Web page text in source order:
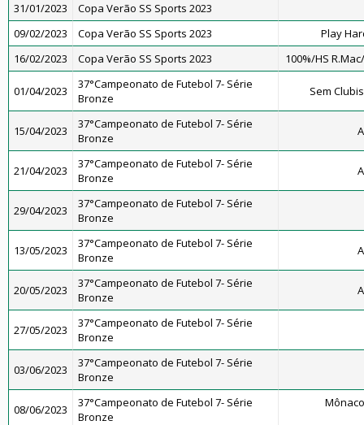
31/01/2023
Copa Verão SS Sports 2023
09/02/2023
Copa Verão SS Sports 2023
Play
16/02/2023
Copa Verão SS Sports 2023 100%/HS
01/04/2023
37°Campeonato de Futebol 7- Série
Bronze
Sem
15/04/2023
37°Campeonato de Futebol 7- Série
Bronze
21/04/2023
37°Campeonato de Futebol 7- Série
Bronze
29/04/2023
37°Campeonato de Futebol 7- Série
Bronze
13/05/2023
37°Campeonato de Futebol 7- Série
Bronze
20/05/2023
37°Campeonato de Futebol 7- Série
Bronze
27/05/2023
37°Campeonato de Futebol 7- Série
Bronze
03/06/2023
37°Campeonato de Futebol 7- Série
Bronze
08/06/2023
37°Campeonato de Futebol 7- Série
Bronze